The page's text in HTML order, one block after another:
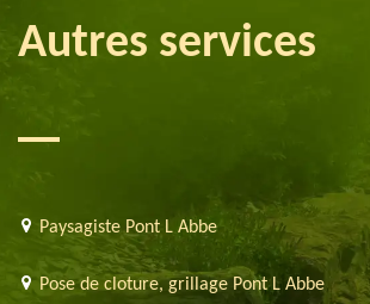
Autres services
Paysagiste Pont L Abbe
Pose de cloture, grillage Pont L Abbe